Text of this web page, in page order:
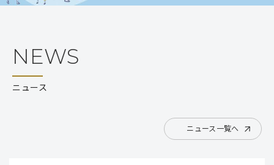
NEWS
ニュース
ニュース一覧へ